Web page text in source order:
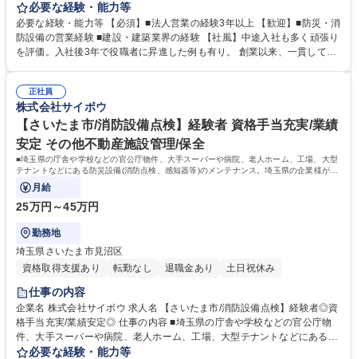
頼頂いたら、社用車で現地に訪問し、提案や見積もりをご提示、立ち合い
報告書作成等。最初は同行からスタート。 【魅力】■現場研修を設け、商
材を理解してから営業ができます。■災害も増えており設備導入を考える
企業様も多いため、必要とされている仕事だと感じられます。■官公庁や
を取ったり、自分で予定を組立ることが出来、自由度高く働けることが魅
力です。 募集職種 【法人営業/さいたま市】防災設備の点検工事提案/災害
からまちを守る仕事
必要な経験・能力等
必要な経験・能力等 【必須】■法人営業の経験3年以上 【歓迎】■防災・消
防設備の営業経験 ■建設・建築業界の経験 【社風】中途入社も多く頑張り
を評価。入社後3年で役職者に昇進した例も有り。 創業以来、一貫して消
備品の提供をきっかけに、埼玉県の地域への「防災といえばサイボウ」と
いう知名度が向上中。 【企業公式TikTokアカウント】 https://www.tiktok.c
om/@saibou_bousai?is_from_webapp=1&sender_device=pc 学歴・資
格 学歴：大学院 大学 高専 短大 専修学校 高校 語学力： 資格：第一種運転
免許普通自動車
正社員
株式会社サイボウ
【さいたま市/消防設備点検】経験者 資格手当充実/業績
安定 その他不動産施設管理/保全
■埼玉県の庁舎や学校などの官公庁物件、大手スーパーや病院、老人ホーム、工場、大型
テナントなどにある防災設備(消防点検、感知器等)のメンテナンス。埼玉県の企業様がメ
インで、点検エリアは関東全域。
月給
25万円～45万円
勤務地
埼玉県さいたま市見沼区
資格取得支援あり
転勤なし 退職金あり 土日祝休み
仕事の内容
企業名 株式会社サイボウ 求人名 【さいたま市/消防設備点検】経験者◎資
格手当充実/業績安定◎ 仕事の内容 ■埼玉県の庁舎や学校などの官公庁物
件、大手スーパーや病院、老人ホーム、工場、大型テナントなどにある防
災設備(消防点検、感知器等)のメンテナンス。埼玉県の企業様がメイン
必要な経験・能力等